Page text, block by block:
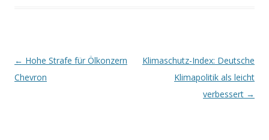
Beitrags-
Navigation
← Hohe Strafe für Ölkonzern
Chevron
Klimaschutz-Index: Deutsche
Klimapolitik als leicht
verbessert →